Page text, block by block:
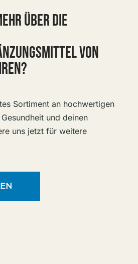
ÜBER DIE
VON
Sortiment an hochwertigen
und deinen
uns jetzt für weitere